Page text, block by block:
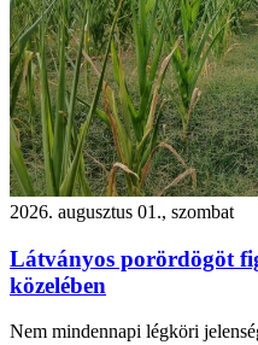
2026. augusztus 01., szombat
Látványos porördögöt
közelében
Nem mindennapi légköri